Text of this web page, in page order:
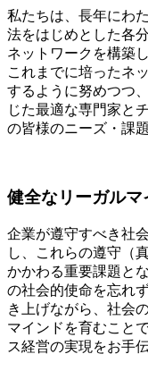
私たちは、長年にわ
法をはじめとした各
ネットワークを構築
これまでに培ったネ
するように努めつつ
じた最適な専門家と
の皆様のニーズ・課
健全なリーガルマ
企業が遵守すべき社
し、これらの遵守（
かかわる重要課題と
の社会的使命を忘れ
き上げながら、社会
マインドを育むこと
ス経営の実現をお手